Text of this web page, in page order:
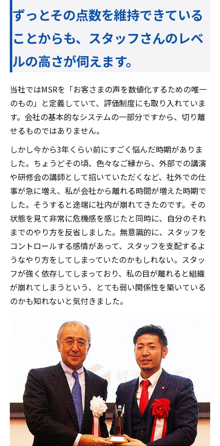
ずっとその点数を維持できている
ことからも、スタッフさんのレベ
ルの高さが伺えます。
当社ではMSRを「お客さまの声を数値化するための唯一
のもの」と定義していて、評価制度にも取り入れていま
す。会社の基本的なシステムの一部分ですから、切り離
せるものではありません。
しかし今から3年くらい前にすごく悩んだ時期がありま
した。ちょうどその頃、色々なご縁から、外部での講演
や研修会の講師として招いていただくなど、社外での仕
事が急に増え、私が会社から離れる時間が増えた時期で
した。そうすると途端に社内が崩れてきたのです。その
状態を見て非常に危機感を感じたと同時に、自分のそれ
までのやり方を反省しました。無意識的に、スタッフを
コントロールする感情があって、スタッフを支配するよ
うなやり方をしてしまっていたのかもしれない。スタッ
フが強く依存してしまっており、私の目が離れると組織
が崩れてしまうという、とても弱い関係性を築いている
のかも知れないと気付きました。